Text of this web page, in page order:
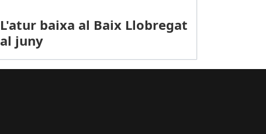
L'atur baixa al Baix Llobregat
al juny